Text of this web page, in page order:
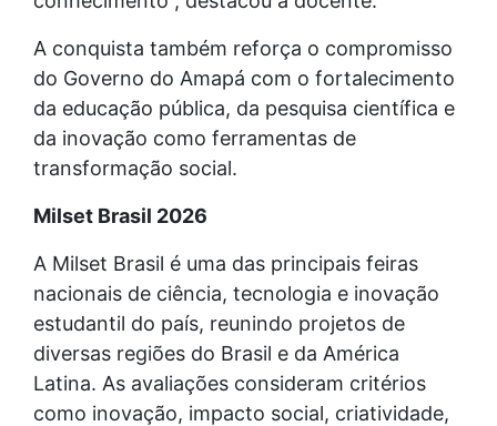
A conquista também reforça o compromisso
do Governo do Amapá com o fortalecimento
da educação pública, da pesquisa científica e
da inovação como ferramentas de
transformação social.
Milset Brasil 2026
A Milset Brasil é uma das principais feiras
nacionais de ciência, tecnologia e inovação
estudantil do país, reunindo projetos de
diversas regiões do Brasil e da América
Latina. As avaliações consideram critérios
como inovação, impacto social, criatividade,